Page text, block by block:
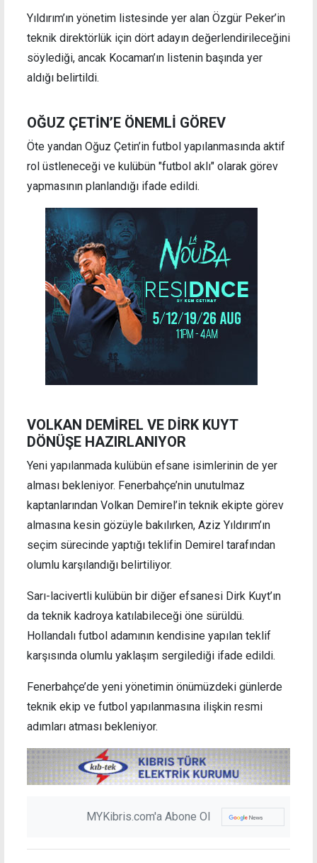
Yıldırım’ın yönetim listesinde yer alan Özgür Peker’in
teknik direktörlük için dört adayın değerlendirileceğini
söylediği, ancak Kocaman’ın listenin başında yer
aldığı belirtildi.
OĞUZ ÇETİN’E ÖNEMLİ GÖREV
Öte yandan Oğuz Çetin’in futbol yapılanmasında aktif
rol üstleneceği ve kulübün "futbol aklı" olarak görev
yapmasının planlandığı ifade edildi.
VOLKAN DEMİREL VE DİRK KUYT
DÖNÜŞE HAZIRLANIYOR
Yeni yapılanmada kulübün efsane isimlerinin de yer
alması bekleniyor. Fenerbahçe’nin unutulmaz
kaptanlarından Volkan Demirel’in teknik ekipte görev
almasına kesin gözüyle bakılırken, Aziz Yıldırım’ın
seçim sürecinde yaptığı teklifin Demirel tarafından
olumlu karşılandığı belirtiliyor.
Sarı-lacivertli kulübün bir diğer efsanesi Dirk Kuyt’ın
da teknik kadroya katılabileceği öne sürüldü.
Hollandalı futbol adamının kendisine yapılan teklif
karşısında olumlu yaklaşım sergilediği ifade edildi.
Fenerbahçe’de yeni yönetimin önümüzdeki günlerde
teknik ekip ve futbol yapılanmasına ilişkin resmi
adımları atması bekleniyor.
MYKibris.com'a Abone Ol